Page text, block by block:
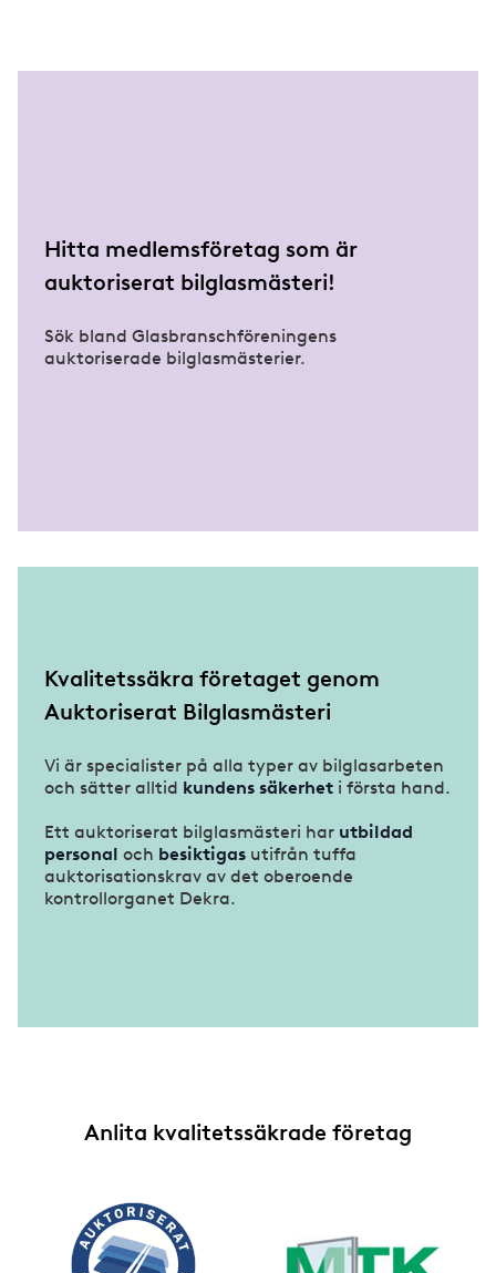
Hitta medlemsföretag som är
auktoriserat bilglasmästeri!
Sök bland Glasbranschföreningens
auktoriserade bilglasmästerier.
Kvalitetssäkra företaget genom
Auktoriserat Bilglasmästeri
Vi är specialister på alla typer av bilglasarbeten
och sätter alltid kundens säkerhet i första hand.
Ett auktoriserat bilglasmästeri har utbildad
personal och besiktigas utifrån tuffa
auktorisationskrav av det oberoende
kontrollorganet Dekra.
Anlita kvalitetssäkrade företag